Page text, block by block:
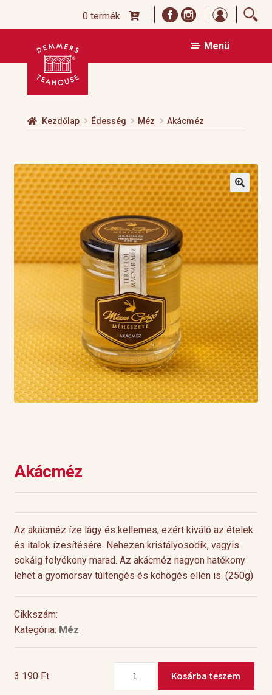
0 termék
Ugrás
navigációhoz
Kilépés
tartalomba
Menü
Kezdőlap Édesség Méz Akácméz
Akácméz
Az akácméz íze lágy és kellemes, ezért kiváló az ételek
és italok ízesítésére. Nehezen kristályosodik, vagyis
sokáig folyékony marad. Az akácméz nagyon hatékony
lehet a gyomorsav túltengés és köhögés ellen is. (250g)
Cikkszám:
Kategória: Méz
3 190 Ft
mennyiség
Kosárba teszem